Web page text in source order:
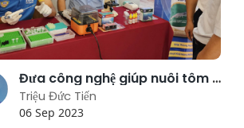
Đưa công nghệ giúp nuôi tôm bền vững vùng duyên hải miền Trung
Triệu Đức Tiến
06 Sep 2023